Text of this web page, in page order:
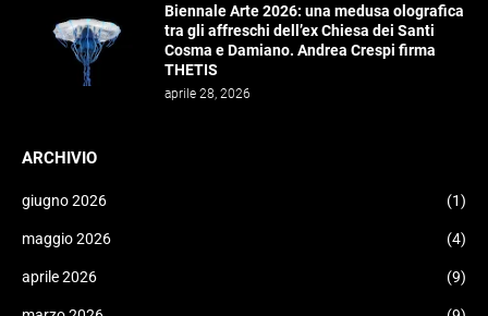
Biennale Arte 2026: una medusa olografica
tra gli affreschi dell’ex Chiesa dei Santi
Cosma e Damiano. Andrea Crespi firma
THETIS
aprile 28, 2026
ARCHIVIO
giugno 2026 (1)
maggio 2026 (4)
aprile 2026 (9)